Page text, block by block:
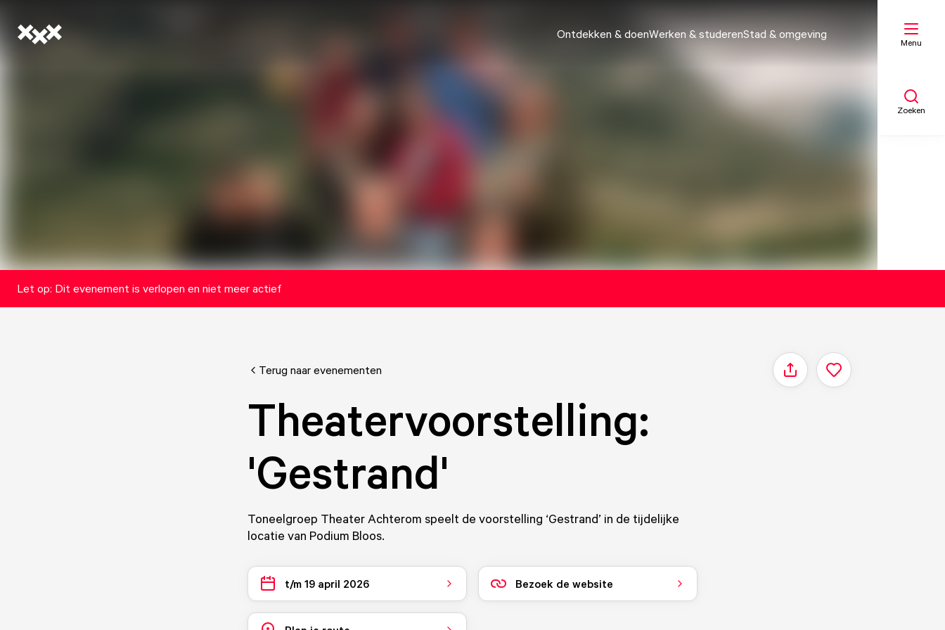
Ontdekken & doenWerken & studerenStad & omgeving
Menu
Zoeken
Let op: Dit evenement is verlopen en niet meer actief
Terug naar evenementen Delen
Theatervoorstelling:
'Gestrand'
Toneelgroep Theater Achterom speelt de voorstelling ‘Gestrand’ in de tijdelijke
locatie van Podium Bloos.
t/m 19 april 2026 Bezoek de website